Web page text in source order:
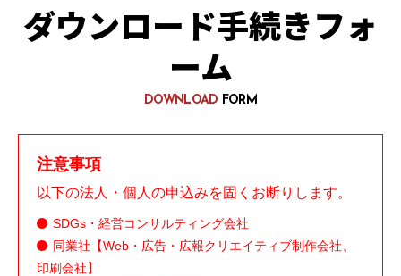
ダウンロード手続きフォ
ーム
DOWNLOAD FORM
注意事項
以下の法人・個人の申込みを固くお断りします。
SDGs・経営コンサルティング会社
同業社【Web・広告・広報クリエイティブ制作会社、
印刷会社】